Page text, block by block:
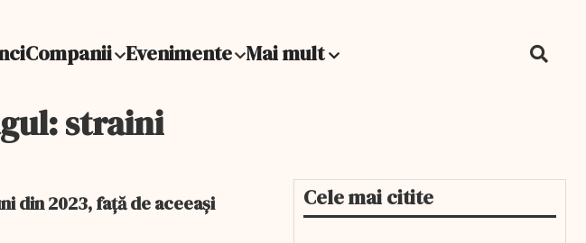
Companii Evenimente Mai mult
straini
din 2023, față de aceeași
Cele mai citite